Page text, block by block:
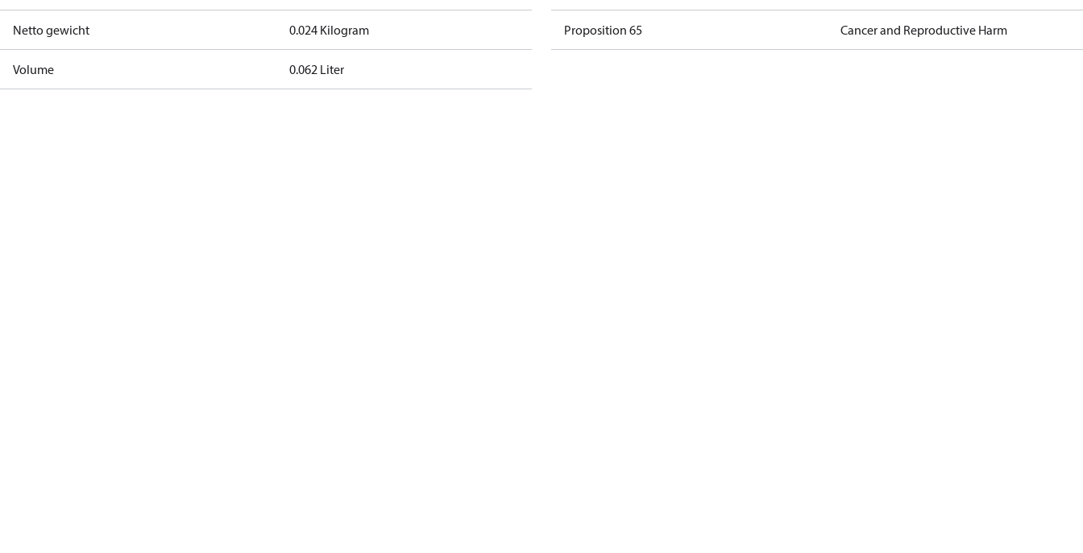
Netto gewicht 0.024 Kilogram
Volume 0.062 Liter
Proposition 65 Cancer and Reproductive Harm